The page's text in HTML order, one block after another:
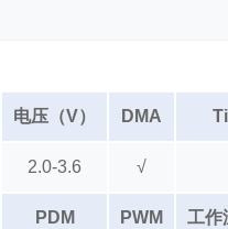
电压（V） DMA
2.0-3.6 √
PDM PWM 工